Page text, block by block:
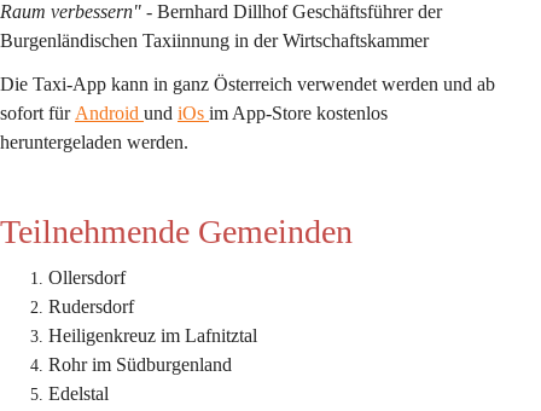
Raum verbessern" - Bernhard Dillhof Geschäftsführer der
Burgenländischen Taxiinnung in der Wirtschaftskammer
Die Taxi-App kann in ganz Österreich verwendet werden und ab
sofort für Android und iOs im App-Store kostenlos
heruntergeladen werden.
Teilnehmende Gemeinden
Ollersdorf
Rudersdorf
Heiligenkreuz im Lafnitztal
Rohr im Südburgenland
Edelstal